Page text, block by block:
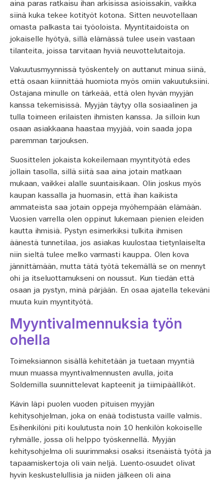
aina paras ratkaisu ihan arkisissa asioissakin, vaikka
siinä kuka tekee kotityöt kotona. Sitten neuvotellaan
omasta palkasta tai työoloista. Myyntitaidoista on
jokaiselle hyötyä, sillä elämässä tulee usein vastaan
tilanteita, joissa tarvitaan hyviä neuvottelutaitoja.
Vakuutusmyynnissä työskentely on auttanut minua siinä,
että osaan kiinnittää huomiota myös omiin vakuutuksiini.
Ostajana minulle on tärkeää, että olen hyvän myyjän
kanssa tekemisissä. Myyjän täytyy olla sosiaalinen ja
tulla toimeen erilaisten ihmisten kanssa. Ja silloin kun
osaan asiakkaana haastaa myyjää, voin saada jopa
paremman tarjouksen.
Suosittelen jokaista kokeilemaan myyntityötä edes
jollain tasolla, sillä siitä saa aina jotain matkaan
mukaan, vaikkei alalle suuntaisikaan. Olin joskus myös
kaupan kassalla ja huomasin, että ihan kaikista
ammateista saa jotain oppeja myöhempään elämään.
Vuosien varrella olen oppinut lukemaan pienien eleiden
kautta ihmisiä. Pystyn esimerkiksi tulkita ihmisen
äänestä tunnetilaa, jos asiakas kuulostaa tietynlaiselta
niin sieltä tulee melko varmasti kauppa. Olen kova
jännittämään, mutta tätä työtä tekemällä se on mennyt
ohi ja itseluottamukseni on noussut. Kun tiedän että
osaan ja pystyn, minä pärjään. En osaa ajatella tekeväni
muuta kuin myyntityötä.
Myyntivalmennuksia työn
ohella
Toimeksiannon sisällä kehitetään ja tuetaan myyntiä
muun muassa myyntivalmennusten avulla, joita
Soldemilla suunnittelevat kapteenit ja tiimipäälliköt.
Kävin läpi puolen vuoden pituisen myyjän
kehitysohjelman, joka on enää todistusta vaille valmis.
Esihenkilöni piti koulutusta noin 10 henkilön kokoiselle
ryhmälle, jossa oli helppo työskennellä. Myyjän
kehitysohjelma oli suurimmaksi osaksi itsenäistä työtä ja
tapaamiskertoja oli vain neljä. Luento-osuudet olivat
hyvin keskustelullisia ja niiden jälkeen oli aina